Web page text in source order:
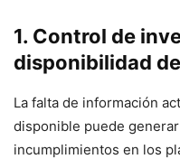
1. Control de
disponibilidad
La falta de información
disponible puede
incumplimientos en los